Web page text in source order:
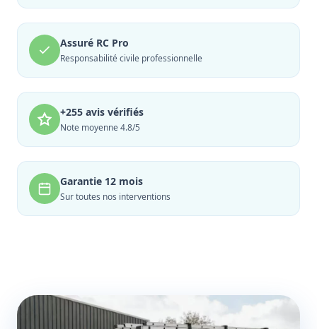
Assuré RC Pro
Responsabilité civile professionnelle
+255 avis vérifiés
Note moyenne 4.8/5
Garantie 12 mois
Sur toutes nos interventions